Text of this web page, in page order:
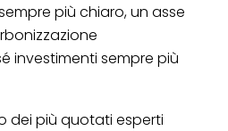
più chiaro, un asse
investimenti sempre più
dei più quotati esperti